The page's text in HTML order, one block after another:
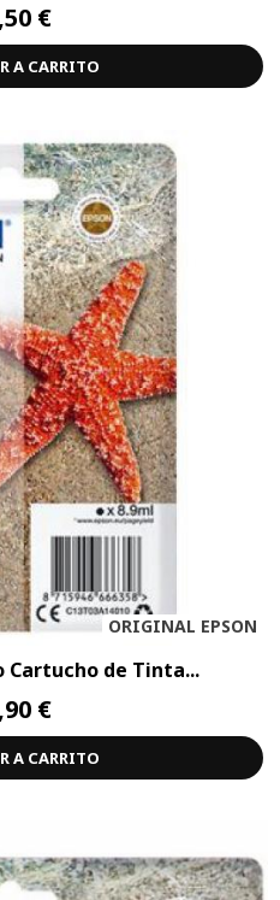
€
A CARRITO
ORIGINAL EPSON
Cartucho de Tinta...
€
A CARRITO